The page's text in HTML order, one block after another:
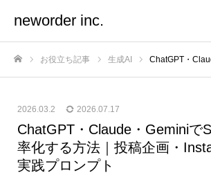
neworder inc.
お役立ち記事 生成AI ChatGPT・Claude・GeminiでSNS運用を効率
2026.03.2 2026.07.17
ChatGPT・Claude・Geminiで
率化する方法｜投稿企画・
実践プロンプト